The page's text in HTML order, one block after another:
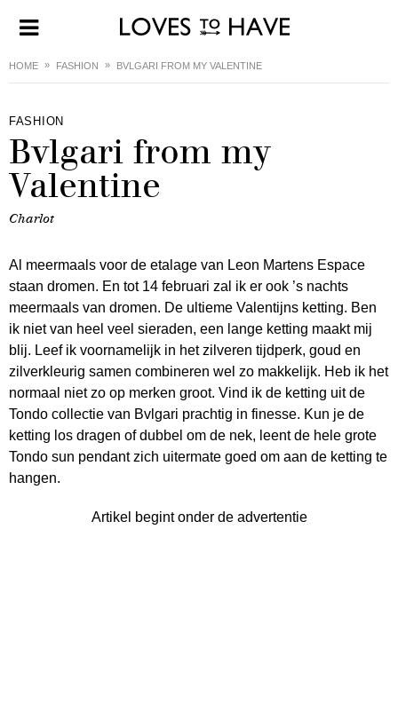
HOME FASHION BVLGARI FROM MY VALENTINE
FASHION
Bvlgari from my
Valentine
Charlot
Al meermaals voor de etalage van Leon Martens Espace
staan dromen. En tot 14 februari zal ik er ook ’s nachts
meermaals van dromen. De ultieme Valentijns ketting. Ben
ik niet van heel veel sieraden, een lange ketting maakt mij
blij. Leef ik voornamelijk in het zilveren tijdperk, goud en
zilverkleurig samen combineren wel zo makkelijk. Heb ik het
normaal niet zo op merken groot. Vind ik de ketting uit de
Tondo collectie van Bvlgari prachtig in finesse. Kun je de
ketting los dragen of dubbel om de nek, leent de hele grote
Tondo sun pendant zich uitermate goed om aan de ketting te
hangen.
Artikel begint onder de advertentie